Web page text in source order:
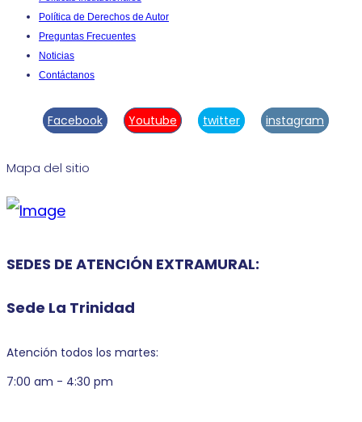
Política de Derechos de Autor
Preguntas Frecuentes
Noticias
Contáctanos
Facebook Youtube twitter instagram
Mapa del sitio
SEDES DE ATENCIÓN EXTRAMURAL:
Sede La Trinidad
Atención todos los martes:
7:00 am - 4:30 pm